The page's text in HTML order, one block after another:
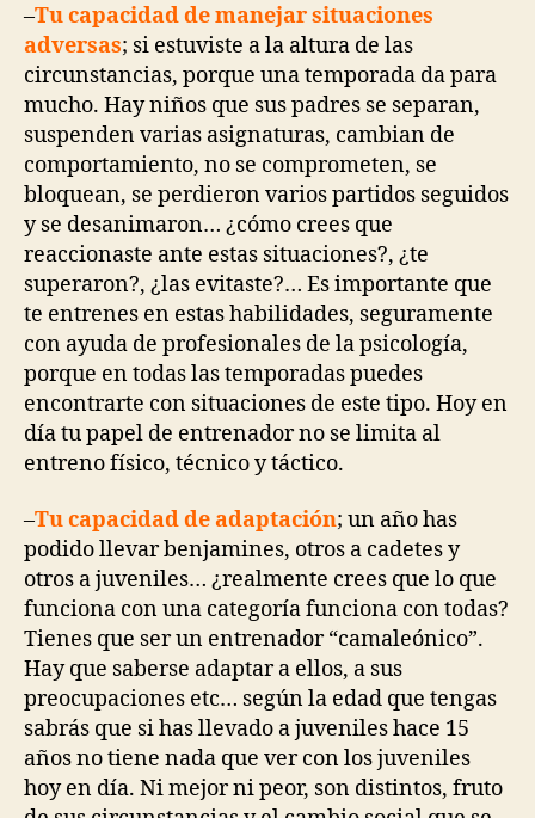
–Tu capacidad de manejar situaciones
adversas; si estuviste a la altura de las
circunstancias, porque una temporada da para
mucho. Hay niños que sus padres se separan,
suspenden varias asignaturas, cambian de
comportamiento, no se comprometen, se
bloquean, se perdieron varios partidos seguidos
y se desanimaron… ¿cómo crees que
reaccionaste ante estas situaciones?, ¿te
superaron?, ¿las evitaste?… Es importante que
te entrenes en estas habilidades, seguramente
con ayuda de profesionales de la psicología,
porque en todas las temporadas puedes
encontrarte con situaciones de este tipo. Hoy en
día tu papel de entrenador no se limita al
entreno físico, técnico y táctico.
–Tu capacidad de adaptación; un año has
podido llevar benjamines, otros a cadetes y
otros a juveniles… ¿realmente crees que lo que
funciona con una categoría funciona con todas?
Tienes que ser un entrenador “camaleónico”.
Hay que saberse adaptar a ellos, a sus
preocupaciones etc… según la edad que tengas
sabrás que si has llevado a juveniles hace 15
años no tiene nada que ver con los juveniles
hoy en día. Ni mejor ni peor, son distintos, fruto